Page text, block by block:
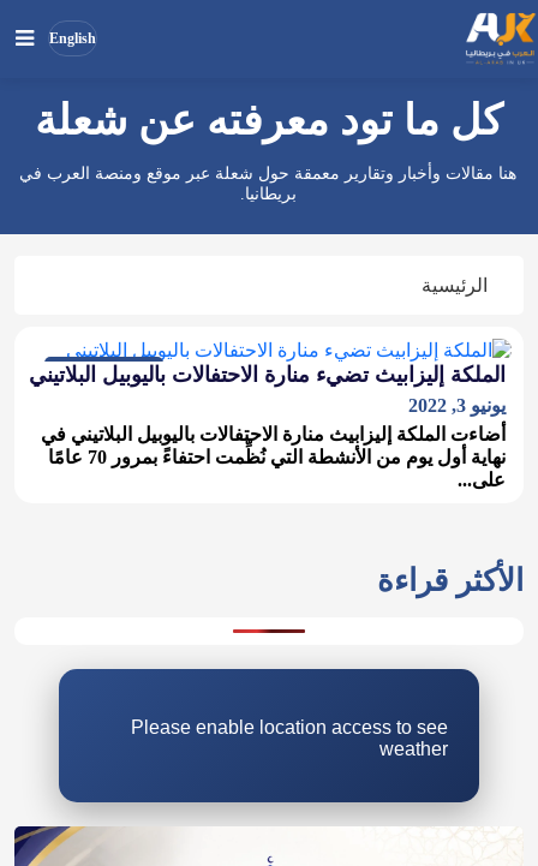
English
ابحث
الموقع
بحث
كل ما تود معرفته عن شعلة
هنا مقالات وأخبار وتقارير معمقة حول شعلة عبر موقع ومنصة العرب في
بريطانيا.
الرئيسية
مجتمع وتقارير
الملكة إليزابيث تضيء منارة الاحتفالات باليوبيل البلاتيني
يونيو 3, 2022
أضاءت الملكة إليزابيث منارة الاحتفالات باليوبيل البلاتيني في
نهاية أول يوم من الأنشطة التي نُظِّمت احتفاءً بمرور 70 عامًا
على...
الأكثر قراءة
Please enable location access to see
weather